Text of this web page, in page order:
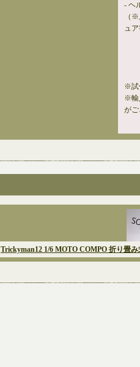
- ヘ
（
ュ
※試
※輸
がご
Trickyman12 1/6 MOTO COMPO 折り畳